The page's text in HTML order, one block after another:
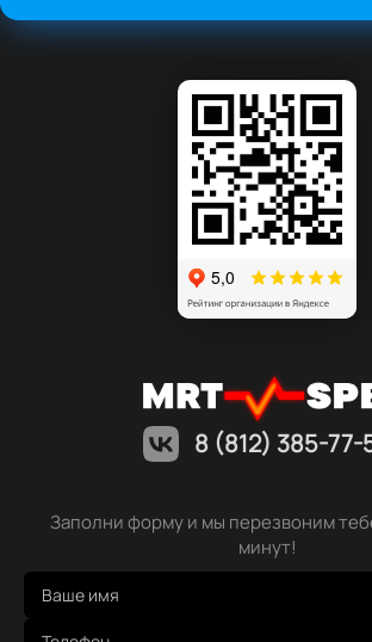
8 (812) 385-77-
Заполни форму и мы перезвоним
минут!